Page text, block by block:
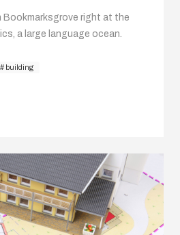
Bookmarksgrove right at the
a large language ocean.
building